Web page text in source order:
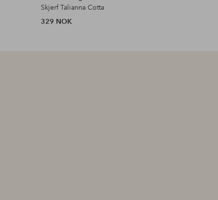
Skjerf Talianna Cotta
329 NOK